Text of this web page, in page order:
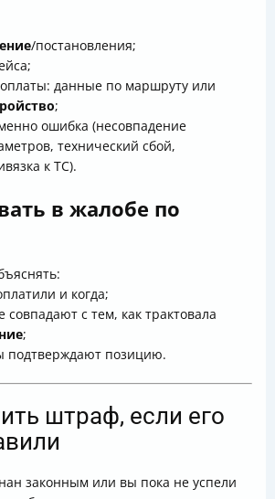
/постановления;
данные по маршруту или
;
ошибка (несовпадение
технический сбой,
к ТС).
в жалобе по
и когда;
с тем, как трактовала
;
подтверждают позицию.
штраф, если его
законным или вы пока не успели